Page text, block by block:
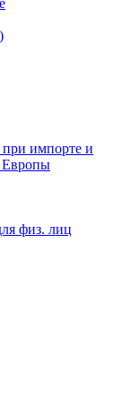
импорте и
Европы
физ. лиц